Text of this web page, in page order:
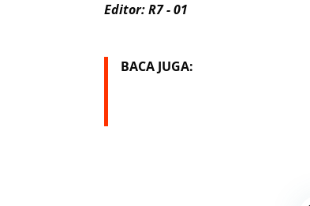
Editor: R7 - 01
BACA JUGA: